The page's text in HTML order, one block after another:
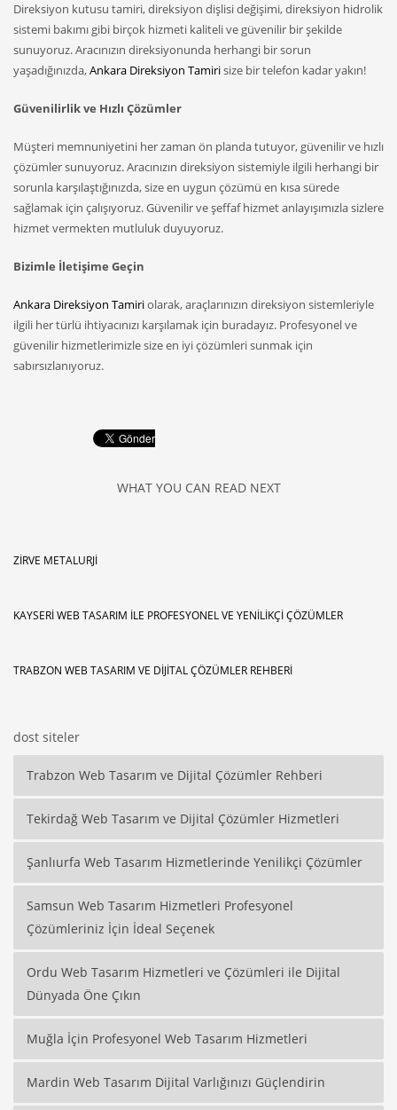
Direksiyon kutusu tamiri, direksiyon dişlisi değişimi, direksiyon hidrolik
sistemi bakımı gibi birçok hizmeti kaliteli ve güvenilir bir şekilde
sunuyoruz. Aracınızın direksiyonunda herhangi bir sorun
yaşadığınızda,Ankara Direksiyon Tamirisize bir telefon kadar yakın!
Güvenilirlik ve Hızlı Çözümler
Müşteri memnuniyetini her zaman ön planda tutuyor, güvenilir ve hızlı
çözümler sunuyoruz. Aracınızın direksiyon sistemiyle ilgili herhangi bir
sorunla karşılaştığınızda, size en uygun çözümü en kısa sürede
sağlamak için çalışıyoruz. Güvenilir ve şeffaf hizmet anlayışımızla sizlere
hizmet vermekten mutluluk duyuyoruz.
Bizimle İletişime Geçin
Ankara Direksiyon Tamiriolarak, araçlarınızın direksiyon sistemleriyle
ilgili her türlü ihtiyacınızı karşılamak için buradayız. Profesyonel ve
güvenilir hizmetlerimizle size en iyi çözümleri sunmak için
sabırsızlanıyoruz.
WHAT YOU CAN READ NEXT
ZIRVE METALURJI
KAYSERI WEB TASARIM ILE PROFESYONEL VE YENILIKÇI ÇÖZÜMLER
TRABZON WEB TASARIM VE DIJITAL ÇÖZÜMLER REHBERI
dost siteler
Trabzon Web Tasarım ve Dijital Çözümler Rehberi
Tekirdağ Web Tasarım ve Dijital Çözümler Hizmetleri
Şanlıurfa Web Tasarım Hizmetlerinde Yenilikçi Çözümler
Samsun Web Tasarım Hizmetleri Profesyonel
Çözümleriniz İçin İdeal Seçenek
Ordu Web Tasarım Hizmetleri ve Çözümleri ile Dijital
Dünyada Öne Çıkın
Muğla İçin Profesyonel Web Tasarım Hizmetleri
Mardin Web Tasarım Dijital Varlığınızı Güçlendirin